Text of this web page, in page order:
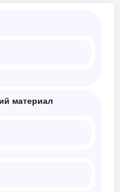
материал